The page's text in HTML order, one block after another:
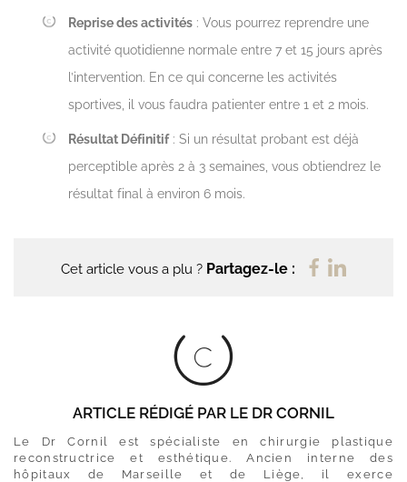
Reprise des activités : Vous pourrez reprendre une
activité quotidienne normale entre 7 et 15 jours après
l’intervention. En ce qui concerne les activités
sportives, il vous faudra patienter entre 1 et 2 mois.
Résultat Définitif: Si un résultat probant est déjà
perceptible après 2 à 3 semaines, vous obtiendrez le
résultat final à environ 6 mois.
Cet article vous a plu ? Partagez-le :
ARTICLE RÉDIGÉ PAR LE DR CORNIL
Le Dr Cornil est spécialiste en chirurgie plastique
reconstructrice et esthétique. Ancien interne des
hôpitaux de Marseille et de Liège, il exerce